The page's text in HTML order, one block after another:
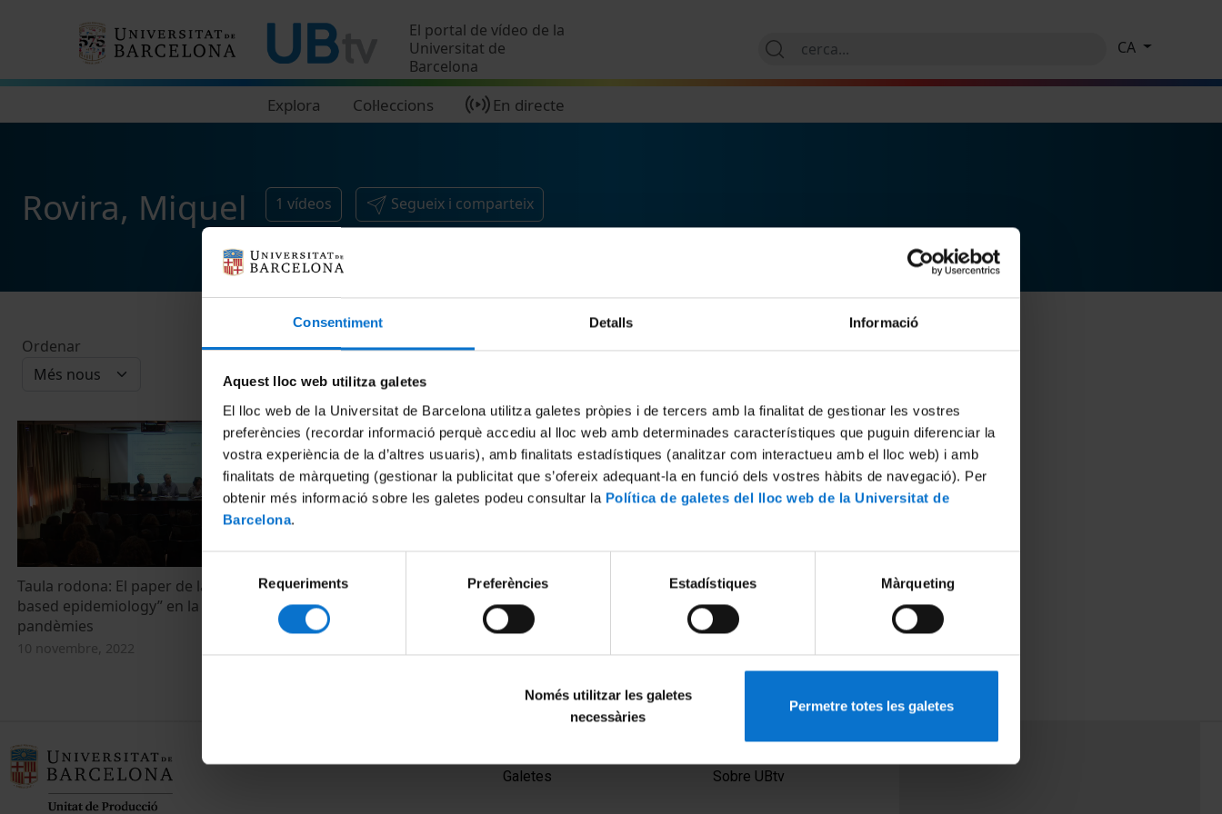
Consentiment Detalls Informació
Aquest lloc web utilitza galetes
El lloc web de la Universitat de Barcelona utilitza galetes pròpies i de tercers amb la finalitat de gestionar les vostres
preferències (recordar informació perquè accediu al lloc web amb determinades característiques que puguin diferenciar la
vostra experiència de la d’altres usuaris), amb finalitats estadístiques (analitzar com interactueu amb el lloc web) i amb
finalitats de màrqueting (gestionar la publicitat que s’ofereix adequant-la en funció dels vostres hàbits de navegació). Per
obtenir més informació sobre les galetes podeu consultar la Política de galetes del lloc web de la Universitat de
Barcelona.
consentiment
Requeriments Preferències Estadístiques Màrqueting
Només utilitzar les galetes
necessàries
Permetre totes les galetes
El portal de vídeo de la
Universitat de
Barcelona
Explora Col·leccions En directe
CA
Rovira, Miquel 1 vídeos Segueix i comparteix
Ordenar
Taula rodona: El paper de la “Wastewater-
based epidemiology” en la prevenció de
pandèmies
10 novembre, 2022
Galetes
PEU 2
Sobre UBtv
PEU 3